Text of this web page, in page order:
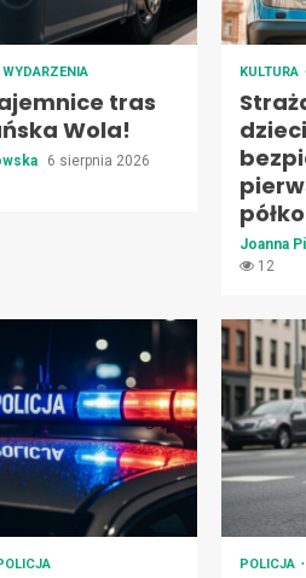
WYDARZENIA
tras
Wola!
6 sierpnia 2026
KULTURA
Joanna
12
POLICJA